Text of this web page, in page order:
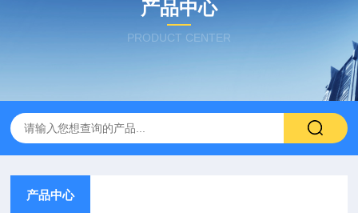
产品中心
PRODUCT CENTER
产品中心